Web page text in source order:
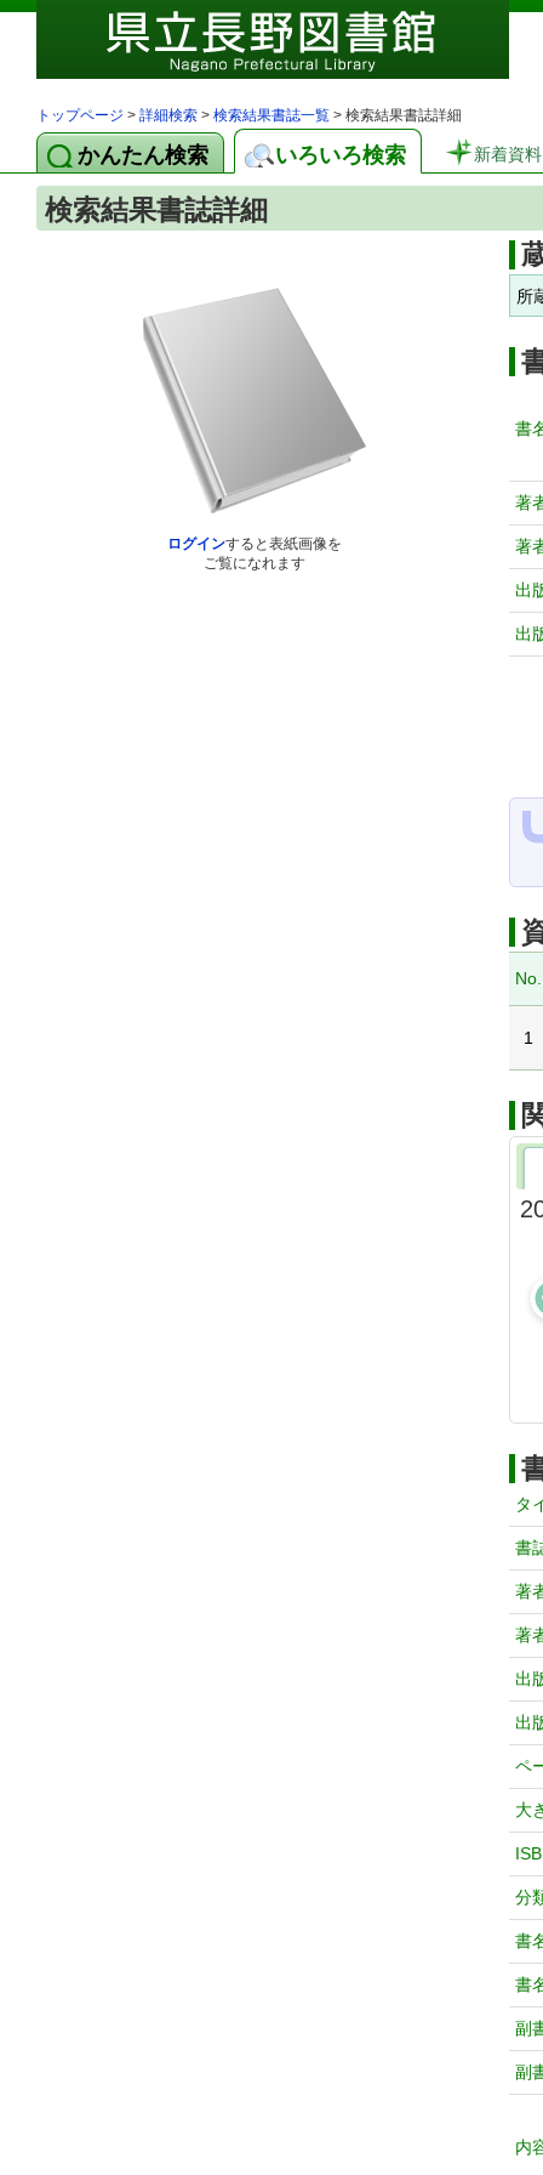
トップページ > 詳細検索 > 検索結果書誌一覧 > 検索結果書誌詳細
かんたん検索 いろいろ検索 新着資料
検索結果書誌詳細
ログインすると表紙画像を
ご覧になれます
所
書
著
著
出
出
No.
1
タ
書
著
著
出
出
ペ
大
分
書
書
副
副
内